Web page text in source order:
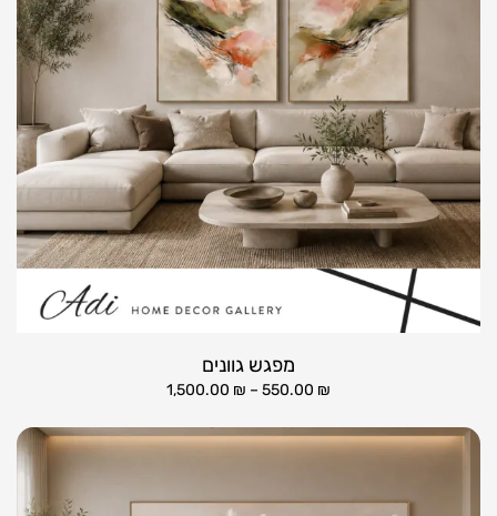
מפגש גוונים
550.00 ₪
–
1,500.00 ₪